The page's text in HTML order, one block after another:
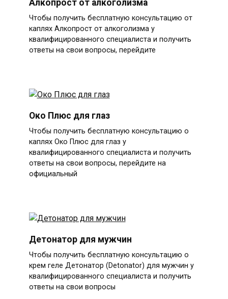
Алкопрост от алкоголизма
Чтобы получить бесплатную консультацию от
каплях Алкопрост от алкоголизма у
квалифицированного специалиста и получить
ответы на свои вопросы, перейдите
Око Плюс для глаз
Чтобы получить бесплатную консультацию о
каплях Око Плюс для глаз у
квалифицированного специалиста и получить
ответы на свои вопросы, перейдите на
официальный
Детонатор для мужчин
Чтобы получить бесплатную консультацию о
крем геле Детонатор (Detonator) для мужчин у
квалифицированного специалиста и получить
ответы на свои вопросы